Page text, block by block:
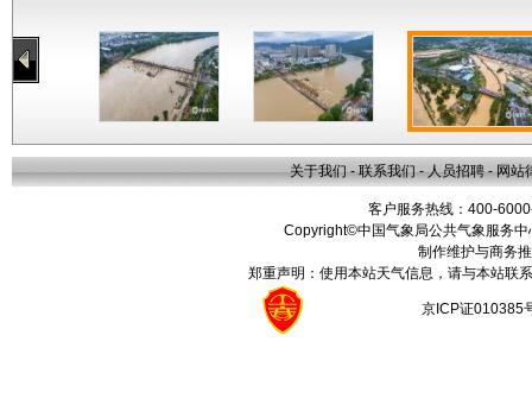
关于我们 - 联系我们 - 人员招聘 - 网站
客户服务热线：400-
Copyright©中国气象局公共气象服务
制作维护与商务
郑重声明：使用本站天气信息，请与本站联
京ICP证010385